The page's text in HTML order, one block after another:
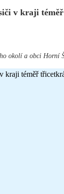
v kraji
okolí a obci Horní